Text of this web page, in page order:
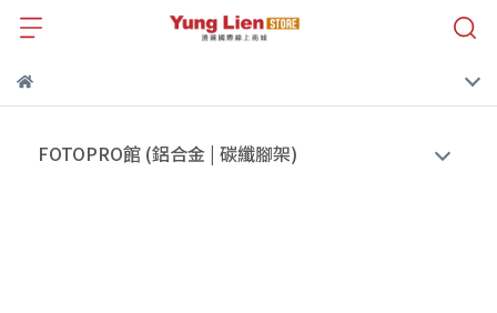
FOTOPRO館 (鋁合金 | 碳纖腳架)